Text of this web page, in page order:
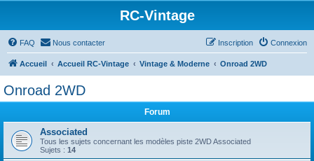
RC-Vintage
FAQ Nous contacter Connexion
Inscription
Accueil Accueil RC-Vintage Vintage & Moderne Onroad 2WD
Onroad 2WD
Forum
Associated
Tous les sujets concernant les modèles piste 2WD Associated
Sujets : 14